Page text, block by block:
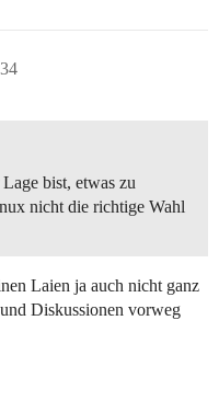
bist, etwas zu
nicht die richtige Wahl
Laien ja auch nicht ganz
Diskussionen vorweg